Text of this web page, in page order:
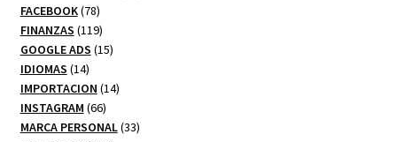
FACEBOOK 7878
productos
FINANZAS 119119
productos
GOOGLE ADS 1515
IDIOMAS 1414
productos
IMPORTACION 1414
INSTAGRAM 6666
productos
MARCA PERSONAL 3333